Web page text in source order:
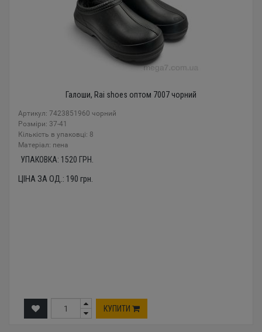
Галоши, Rai shoes оптом 7007 чорний
Артикул: 7423851960 чорний
Розміри: 37-41
Кількість в упаковці: 8
Mатеріал: пена
УПАКОВКА: 1520 ГРН.
ЦІНА ЗА ОД.: 190 грн.
КУПИТИ